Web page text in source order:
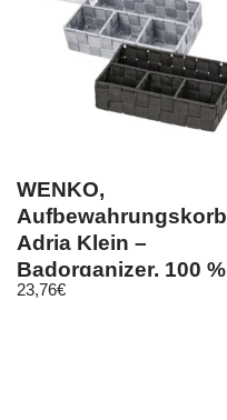
WENKO,
Aufbewahrungskorb
Adria Klein –
Badorganizer, 100 %
Polypropylen
23,76€